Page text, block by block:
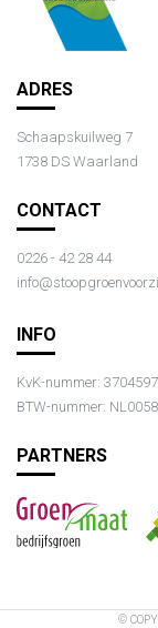
ADRES
Schaapskuilweg 7
1738 DS Waarland
CONTACT
0226 - 42 28 44
INFO
KvK-nummer:
BTW-nummer:
PARTNERS
©